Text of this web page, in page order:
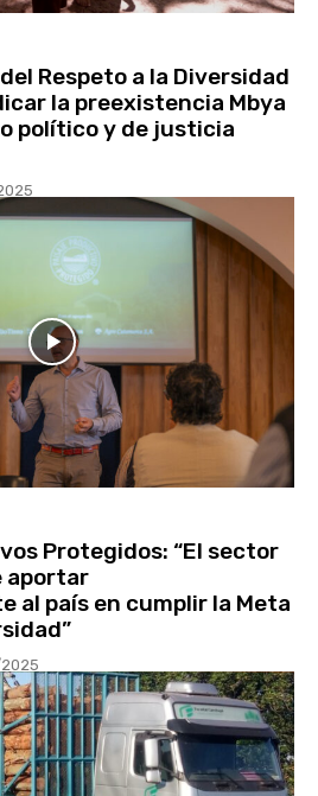
Respeto a la Diversidad
la preexistencia Mbya
político y de justicia
Protegidos: “El sector
aportar
al país en cumplir la Meta